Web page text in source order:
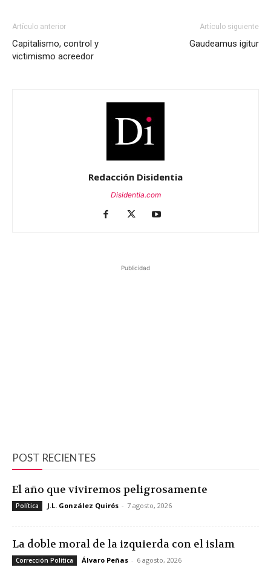
Artículo anterior
Capitalismo, control y
victimismo acreedor
Artículo siguiente
Gaudeamus igitur
Redacción Disidentia
Disidentia.com
Publicidad
POST RECIENTES
El año que viviremos peligrosamente
Política J.L. González Quirós - 7 agosto, 2026
La doble moral de la izquierda con el islam
Corrección Política Álvaro Peñas - 6 agosto, 2026